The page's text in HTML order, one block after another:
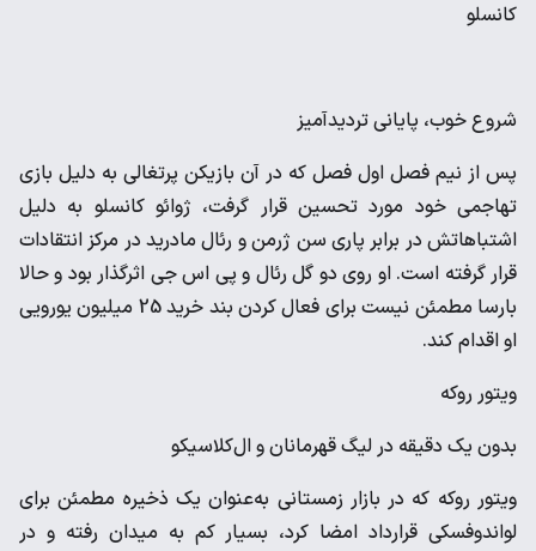
کانسلو
شروع خوب، پایانی تردیدآمیز
پس از نیم فصل اول فصل که در آن بازیکن پرتغالی به دلیل بازی
تهاجمی خود مورد تحسین قرار گرفت، ژوائو کانسلو به دلیل
اشتباهاتش در برابر پاری سن ژرمن و رئال مادرید در مرکز انتقادات
قرار گرفته است. او روی دو گل رئال و پی اس جی اثرگذار بود و حالا
بارسا مطمئن نیست برای فعال کردن بند خرید 25 میلیون یورویی
او اقدام کند.
ویتور روکه
بدون یک دقیقه در لیگ قهرمانان و ال‌کلاسیکو
ویتور روکه که در بازار زمستانی به‌عنوان یک ذخیره مطمئن برای
لواندوفسکی قرارداد امضا کرد، بسیار کم به میدان رفته و در